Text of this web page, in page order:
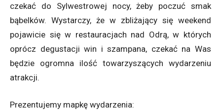
czekać do Sylwestrowej nocy, żeby poczuć smak
bąbelków. Wystarczy, że w zbliżający się weekend
pojawicie się w restauracjach nad Odrą, w których
oprócz degustacji win i szampana, czekać na Was
będzie ogromna ilość towarzyszących wydarzeniu
atrakcji.
Prezentujemy mapkę wydarzenia: